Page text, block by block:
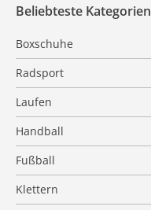
Beliebteste Kategorien
Boxschuhe
Radsport
Laufen
Handball
Fußball
Klettern